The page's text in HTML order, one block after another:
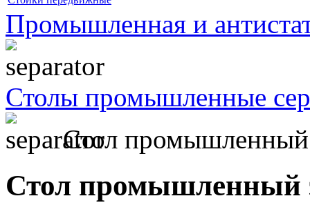
Промышленная и
Столы промышленные
Стол
Стол